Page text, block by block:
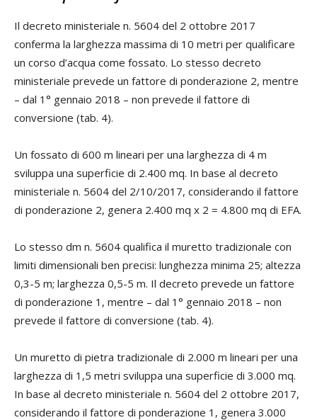
Il decreto ministeriale n. 5604 del 2 ottobre 2017
conferma la larghezza massima di 10 metri per qualificare
un corso d’acqua come fossato. Lo stesso decreto
ministeriale prevede un fattore di ponderazione 2, mentre
– dal 1° gennaio 2018 – non prevede il fattore di
conversione (tab. 4).
Un fossato di 600 m lineari per una larghezza di 4 m
sviluppa una superficie di 2.400 mq. In base al decreto
ministeriale n. 5604 del 2/10/2017, considerando il fattore
di ponderazione 2, genera 2.400 mq x 2 = 4.800 mq di EFA.
Lo stesso dm n. 5604 qualifica il muretto tradizionale con
limiti dimensionali ben precisi: lunghezza minima 25; altezza
0,3-5 m; larghezza 0,5-5 m. Il decreto prevede un fattore
di ponderazione 1, mentre – dal 1° gennaio 2018 – non
prevede il fattore di conversione (tab. 4).
Un muretto di pietra tradizionale di 2.000 m lineari per una
larghezza di 1,5 metri sviluppa una superficie di 3.000 mq.
In base al decreto ministeriale n. 5604 del 2 ottobre 2017,
considerando il fattore di ponderazione 1, genera 3.000